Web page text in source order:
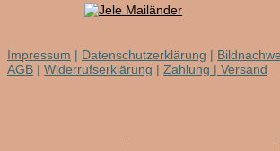
Impressum | Datenschutzerklärung |
AGB | Widerrufserklärung | Zahlung | Versand